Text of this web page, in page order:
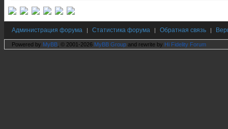
Администрация форума | Статистика форума | Обратная связь |
Powered by MyBB , © 2001-2026 MyBB Group and rewrite by Hi Fidelity Forum